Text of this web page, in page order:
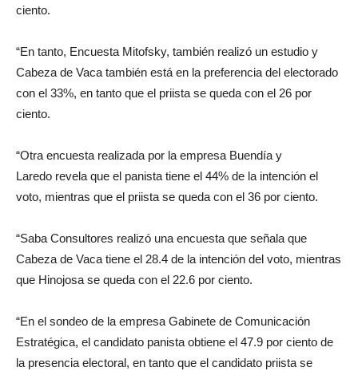
ciento.
“En tanto, Encuesta Mitofsky, también realizó un estudio y
Cabeza de Vaca también está en la preferencia del electorado
con el 33%, en tanto que el priista se queda con el 26 por
ciento.
“Otra encuesta realizada por la empresa Buendía y
Laredo revela que el panista tiene el 44% de la intención el
voto, mientras que el priista se queda con el 36 por ciento.
“Saba Consultores realizó una encuesta que señala que
Cabeza de Vaca tiene el 28.4 de la intención del voto, mientras
que Hinojosa se queda con el 22.6 por ciento.
“En el sondeo de la empresa Gabinete de Comunicación
Estratégica, el candidato panista obtiene el 47.9 por ciento de
la presencia electoral, en tanto que el candidato priista se